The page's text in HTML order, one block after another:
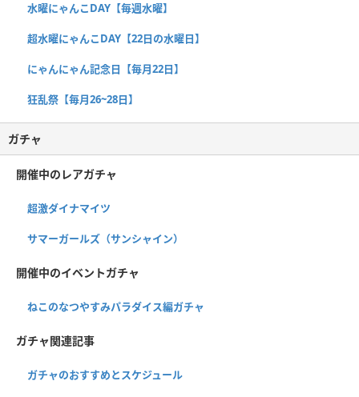
水曜にゃんこDAY【毎週水曜】
超水曜にゃんこDAY【22日の水曜日】
にゃんにゃん記念日【毎月22日】
狂乱祭【毎月26~28日】
ガチャ
開催中のレアガチャ
超激ダイナマイツ
サマーガールズ（サンシャイン）
開催中のイベントガチャ
ねこのなつやすみパラダイス編ガチャ
ガチャ関連記事
ガチャのおすすめとスケジュール